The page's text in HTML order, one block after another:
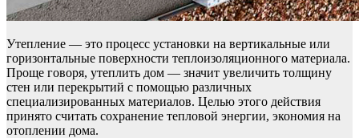
Утепление — это процесс установки на вертикальные или
горизонтальные поверхности теплоизоляционного материала.
Проще говоря, утеплить дом — значит увеличить толщину
стен или перекрытий с помощью различных
специализированных материалов. Целью этого действия
принято считать сохранение тепловой энергии, экономия на
отоплении дома.